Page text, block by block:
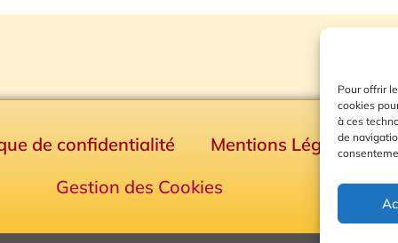
Pour offrir
cookies
à ces
de
de confidentialité Mentions Légales
Gestion des Cookies